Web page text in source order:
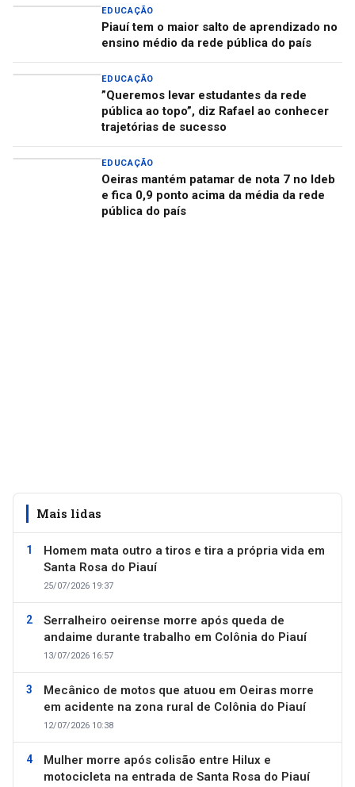
EDUCAÇÃO
Piauí tem o maior salto de aprendizado no
ensino médio da rede pública do país
EDUCAÇÃO
”Queremos levar estudantes da rede
pública ao topo”, diz Rafael ao conhecer
trajetórias de sucesso
EDUCAÇÃO
Oeiras mantém patamar de nota 7 no Ideb
e fica 0,9 ponto acima da média da rede
pública do país
Mais lidas
Homem mata outro a tiros e tira a própria vida em
Santa Rosa do Piauí
25/07/2026 19:37
Serralheiro oeirense morre após queda de
andaime durante trabalho em Colônia do Piauí
13/07/2026 16:57
Mecânico de motos que atuou em Oeiras morre
em acidente na zona rural de Colônia do Piauí
12/07/2026 10:38
Mulher morre após colisão entre Hilux e
motocicleta na entrada de Santa Rosa do Piauí